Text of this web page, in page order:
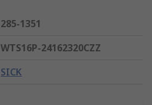
285-1351
WTS16P-24162320CZZ
SICK